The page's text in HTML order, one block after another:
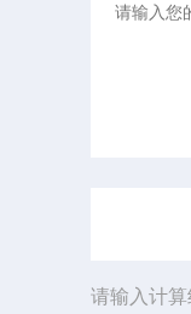
请输入计